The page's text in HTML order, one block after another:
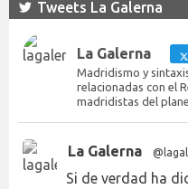
Tweets La Galerna
La Galerna
Madridismo y
relacionadas con el
madridistas del
La Galerna
Si de verdad ha